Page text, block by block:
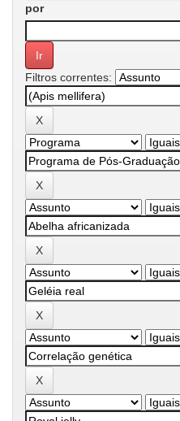
por
Filtros correntes: